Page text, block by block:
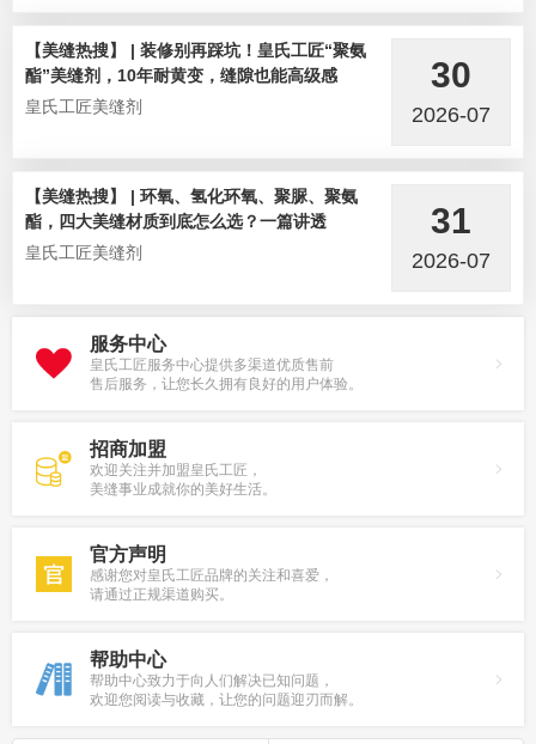
【美缝热搜】 | 装修别再踩坑！皇氏工匠“聚氨
酯”美缝剂，10年耐黄变，缝隙也能高级感
皇氏工匠美缝剂
30
2026-07
【美缝热搜】 | 环氧、氢化环氧、聚脲、聚氨
酯，四大美缝材质到底怎么选？一篇讲透
皇氏工匠美缝剂
31
2026-07
服务中心
皇氏工匠服务中心提供多渠道优质售前
售后服务，让您长久拥有良好的用户体验。
招商加盟
欢迎关注并加盟皇氏工匠，
美缝事业成就你的美好生活。
官方声明
感谢您对皇氏工匠品牌的关注和喜爱，
请通过正规渠道购买。
帮助中心
帮助中心致力于向人们解决已知问题，
欢迎您阅读与收藏，让您的问题迎刃而解。